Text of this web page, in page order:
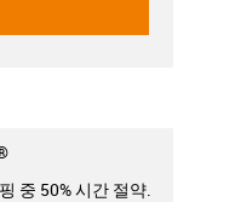
중 50% 시간 절약.